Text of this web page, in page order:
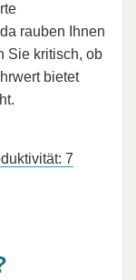
rauben Ihnen
Sie kritisch, ob
bietet
7